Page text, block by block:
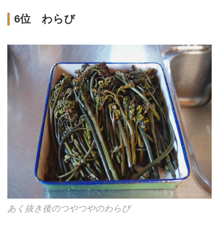
6位 わらび
あく抜き後のつやつやのわらび